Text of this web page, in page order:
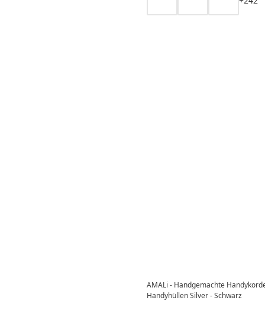
AMALi - Handgemachte
Handyhüllen Silver - Schwarz